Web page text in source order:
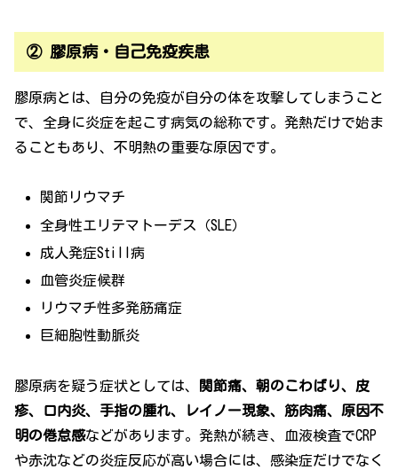
② 膠原病・自己免疫疾患
膠原病とは、自分の免疫が自分の体を攻撃してしまうこと
で、全身に炎症を起こす病気の総称です。発熱だけで始ま
ることもあり、不明熱の重要な原因です。
関節リウマチ
全身性エリテマトーデス（SLE）
成人発症Still病
血管炎症候群
リウマチ性多発筋痛症
巨細胞性動脈炎
膠原病を疑う症状としては、
関節痛、朝のこわばり、皮
疹、口内炎、手指の腫れ、レイノー現象、筋肉痛、原因不
明の倦怠感などがあります。発熱が続き、血液検査でCRP
や赤沈などの炎症反応が高い場合には、感染症だけでなく